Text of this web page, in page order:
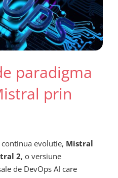
paradigma
prin
evolutie, Mistral
2, o versiune
de DevOps AI care